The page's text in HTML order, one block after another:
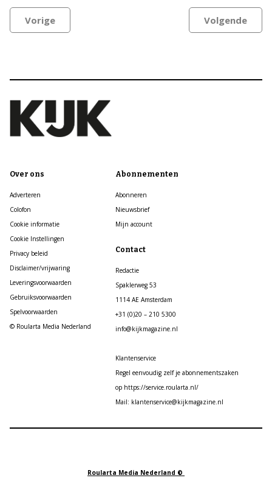
Vorige Volgende
Over ons
Adverteren
Colofon
Cookie informatie
Cookie Instellingen
Privacy beleid
Disclaimer/vrijwaring
Leveringsvoorwaarden
Gebruiksvoorwaarden
Spelvoorwaarden
© Roularta Media Nederland
Abonnementen
Abonneren
Nieuwsbrief
Mijn account
Contact
Redactie
Spaklerweg 53
1114 AE Amsterdam
+31 (0)20 – 210 5300
info@kijkmagazine.nl
Klantenservice
Regel eenvoudig zelf je abonnementszaken
op https://service.roularta.nl/
Mail: klantenservice@kijkmagazine.nl
Roularta Media Nederland ©